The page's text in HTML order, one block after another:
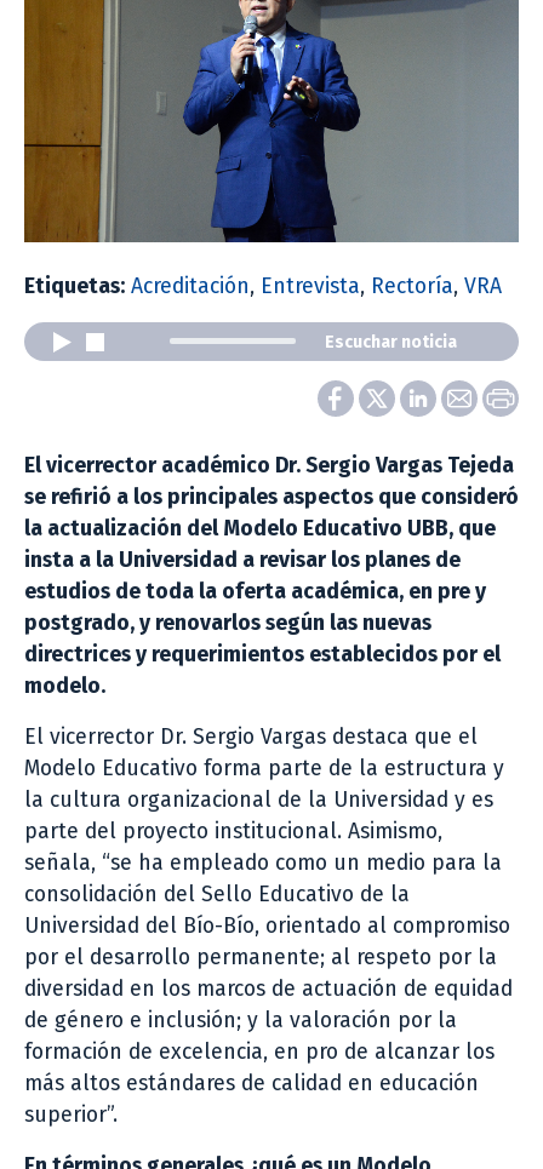
Etiquetas: Acreditación, Entrevista, Rectoría, VRA
Escuchar noticia
El vicerrector académico Dr. Sergio Vargas Tejeda
se refirió a los principales aspectos que consideró
la actualización del Modelo Educativo UBB, que
insta a la Universidad a revisar los planes de
estudios de toda la oferta académica, en pre y
postgrado, y renovarlos según las nuevas
directrices y requerimientos establecidos por el
modelo.
El vicerrector Dr. Sergio Vargas destaca que el
Modelo Educativo forma parte de la estructura y
la cultura organizacional de la Universidad y es
parte del proyecto institucional. Asimismo,
señala, “se ha empleado como un medio para la
consolidación del Sello Educativo de la
Universidad del Bío-Bío, orientado al compromiso
por el desarrollo permanente; al respeto por la
diversidad en los marcos de actuación de equidad
de género e inclusión; y la valoración por la
formación de excelencia, en pro de alcanzar los
más altos estándares de calidad en educación
superior”.